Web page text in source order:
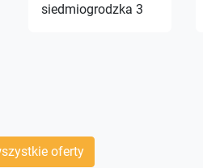
siedmiogrodzka 3
oferty